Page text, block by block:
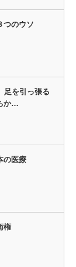
つのウソ
を引っ張る
か…
の医療
権